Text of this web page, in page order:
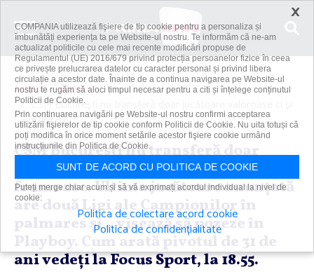
Acasă
Sport
CSM Bucureşti nu transferă doar jucătoare valoroase ci şi
extrem de...
CSM Bucureşti nu transferă doar
jucătoare valoroase ci şi extrem de
frumoase. Ultima jucătoare anunţată
are două Ligi ale Campionilor în
palmares şi ...visează să pozeze în
Playboy. Cum arată pivotul de 31 de
ani vedeţi la Focus Sport, la 18.55.
×
COMPANIA utilizează fişiere de tip cookie pentru a personaliza și
îmbunătăți experiența ta pe Website-ul nostru. Te informăm că ne-am
actualizat politicile cu cele mai recente modificări propuse de
Regulamentul (UE) 2016/679 privind protecția persoanelor fizice în ceea
ce privește prelucrarea datelor cu caracter personal și privind libera
circulație a acestor date. Înainte de a continua navigarea pe Website-ul
nostru te rugăm să aloci timpul necesar pentru a citi și înțelege conținutul
Politicii de Cookie.
Prin continuarea navigării pe Website-ul nostru confirmi acceptarea
utilizării fişierelor de tip cookie conform Politicii de Cookie. Nu uita totuși că
poți modifica în orice moment setările acestor fişiere cookie urmând
instrucțiunile din Politica de Cookie.
SUNT DE ACORD CU POLITICA DE COOKIE
Puteți merge chiar acum și să vă exprimați acordul individual la nivel de
cookie:
Politica de colectare acord cookie
Politica de confidențialitate